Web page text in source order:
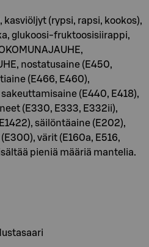
kasviöljyt (rypsi, rapsi, kookos),
glukoosi-fruktoosisiirappi,
nostatusaine (E450,
(E466, E460),
(E440, E418),
(E330, E333, E332ii),
säilöntäaine (E202),
värit (E160a, E516,
pieniä määriä mantelia.